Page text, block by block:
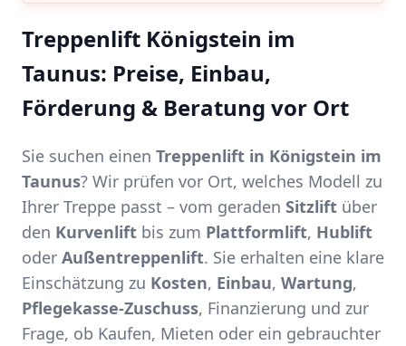
Treppenlift Königstein im
Taunus: Preise, Einbau,
Förderung & Beratung vor Ort
Sie suchen einen Treppenlift in Königstein im
Taunus? Wir prüfen vor Ort, welches Modell zu
Ihrer Treppe passt – vom geraden Sitzlift über
den Kurvenlift bis zum Plattformlift, Hublift
oder Außentreppenlift. Sie erhalten eine klare
Einschätzung zu Kosten, Einbau, Wartung,
Pflegekasse-Zuschuss, Finanzierung und zur
Frage, ob Kaufen, Mieten oder ein gebrauchter